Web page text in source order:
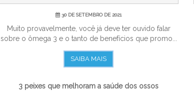
30 DE SETEMBRO DE 2021
Muito provavelmente, você já deve ter ouvido falar
sobre o ômega 3 e o tanto de benefícios que promo...
SAIBA MAIS
3 peixes que melhoram a saúde dos ossos